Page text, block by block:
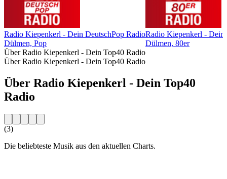
Radio Kiepenkerl - Dein DeutschPop Radio
Dülmen, Pop
Radio Kiepenkerl - Dein
Dülmen, 80er
Über Radio Kiepenkerl - Dein Top40 Radio
Über Radio Kiepenkerl - Dein Top40 Radio
Über Radio Kiepenkerl - Dein Top40
Radio
(3)
Die beliebteste Musik aus den aktuellen Charts.